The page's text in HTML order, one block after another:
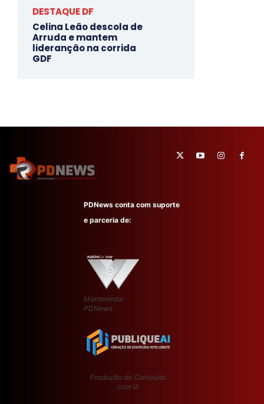
DESTAQUE DF
Celina Leão descola de
Arruda e mantem
lideranção na corrida
GDF
PDNews conta com suporte
e parceria de:
Mantenedor
PDNews
Produção de Conteúdo
com IA